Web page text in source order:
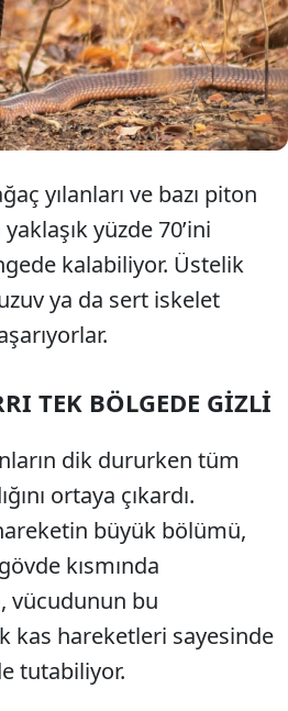
ortaya çıkardı. Bilim insanları, bu
gelecekte geliştirilecek robot
önemli ipuçları taşıdığını
yılanları ve bazı piton
yüzde 70’ini
kalabiliyor. Üstelik
ya da sert iskelet
TEK BÖLGEDE GİZLİ
dik dururken tüm
ortaya çıkardı.
büyük bölümü,
kısmında
vücudunun bu
kas hareketleri sayesinde
tutabiliyor.